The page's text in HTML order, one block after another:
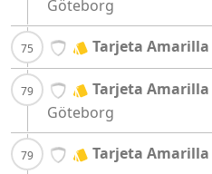
Göteborg
Tarjeta Amarilla
Tarjeta Amarilla
Göteborg
Tarjeta Amarilla